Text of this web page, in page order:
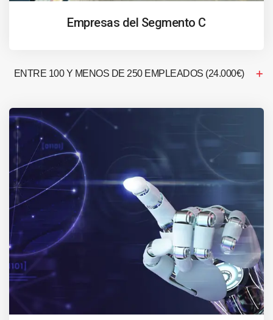
Empresas del Segmento C
ENTRE 100 Y MENOS DE 250 EMPLEADOS (24.000€)